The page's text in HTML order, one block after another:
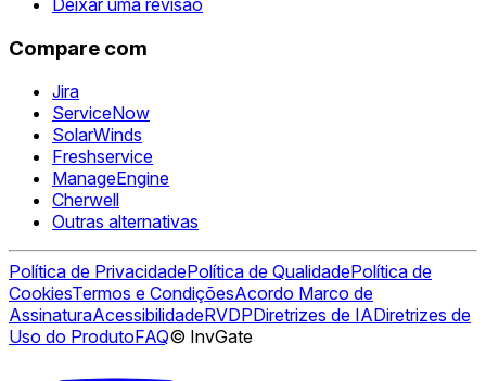
Deixar uma revisão
Compare com
Jira
ServiceNow
SolarWinds
Freshservice
ManageEngine
Cherwell
Outras alternativas
Política de PrivacidadePolítica de QualidadePolítica de
CookiesTermos e CondiçõesAcordo Marco de
AssinaturaAcessibilidadeRVDPDiretrizes de IADiretrizes de
Uso do ProdutoFAQ© InvGate